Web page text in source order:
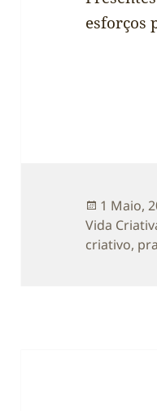
esforços
a
1 Maio,
Vida
criativo,